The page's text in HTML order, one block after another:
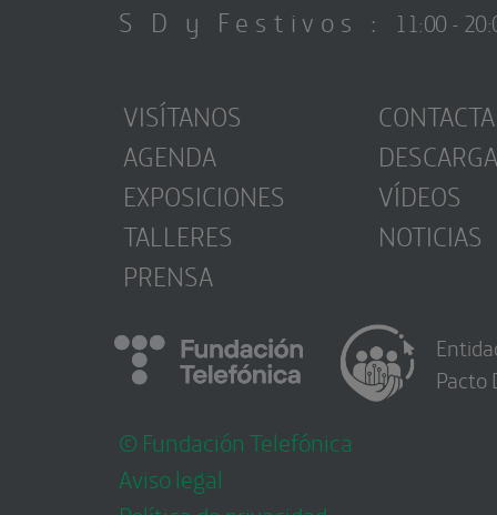
S D y Festivos : 11:00 -
VISÍTANOS
AGENDA
EXPOSICIONES
TALLERES
PRENSA
CONTACTA
VÍDEOS
NOTICIAS
© Fundación Telefónica
Aviso legal
Pacto